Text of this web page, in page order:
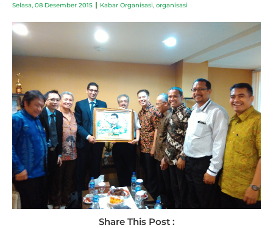
Selasa, 08 Desember 2015 Kabar Organisasi, organisasi
Share This Post :